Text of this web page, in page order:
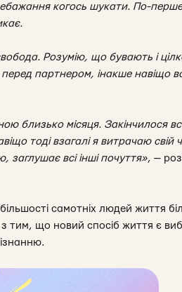
когось шукати. По-
Розумію, що бувають і
партнером, інакше навіщо
близько місяця. Закінчилося
тоді взагалі я витрачаю свій
всі інші почуття», —
самотніх людей життя
тим, що новий спосіб життя є